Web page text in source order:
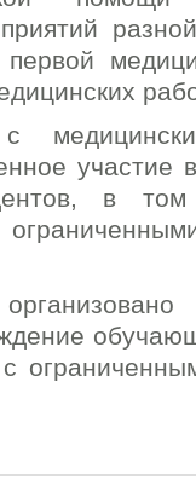
первой
участие
в